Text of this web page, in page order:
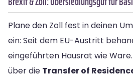
Plane den Zoll fest in deinen
ein: Seit dem EU-Austritt
eingeführten Hausrat wie
über die Transfer of